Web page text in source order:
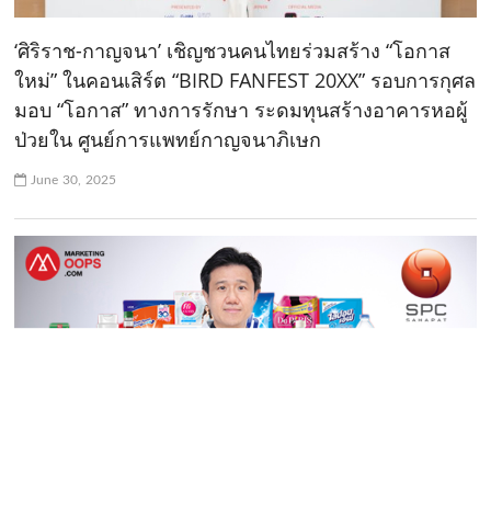
‘ศิริราช-กาญจนา’ เชิญชวนคนไทยร่วมสร้าง “โอกาส
ใหม่” ในคอนเสิร์ต “BIRD FANFEST 20XX” รอบการกุศล
มอบ “โอกาส” ทางการรักษา ระดมทุนสร้างอาคารหอผู้
ป่วยใน ศูนย์การแพทย์กาญจนาภิเษก
June 30, 2025